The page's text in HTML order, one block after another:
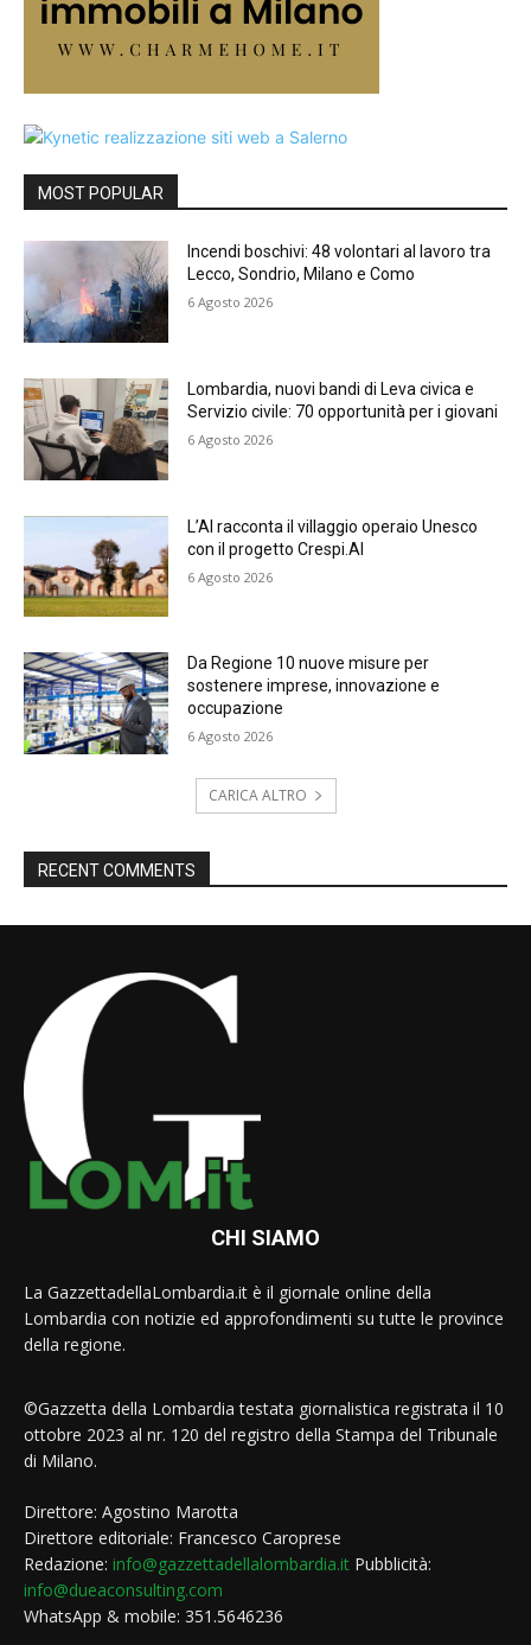
MOST POPULAR
Incendi boschivi: 48 volontari al lavoro tra
Lecco, Sondrio, Milano e Como
6 Agosto 2026
Lombardia, nuovi bandi di Leva civica e
Servizio civile: 70 opportunità per i giovani
6 Agosto 2026
L’AI racconta il villaggio operaio Unesco
con il progetto Crespi.AI
6 Agosto 2026
Da Regione 10 nuove misure per
sostenere imprese, innovazione e
occupazione
6 Agosto 2026
CARICA ALTRO
RECENT COMMENTS
CHI SIAMO
La GazzettadellaLombardia.it è il giornale online della
Lombardia con notizie ed approfondimenti su tutte le province
della regione.
©Gazzetta della Lombardia testata giornalistica registrata il 10
ottobre 2023 al nr. 120 del registro della Stampa del Tribunale
di Milano.
Direttore: Agostino Marotta
Direttore editoriale: Francesco Caroprese
Redazione: info@gazzettadellalombardia.it Pubblicità:
info@dueaconsulting.com
WhatsApp & mobile: 351.5646236